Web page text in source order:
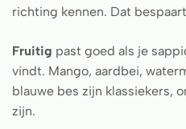
richting kennen. Dat
Fruitig past goed als je
vindt. Mango, aardbei,
blauwe bes zijn klassiekers,
zijn.